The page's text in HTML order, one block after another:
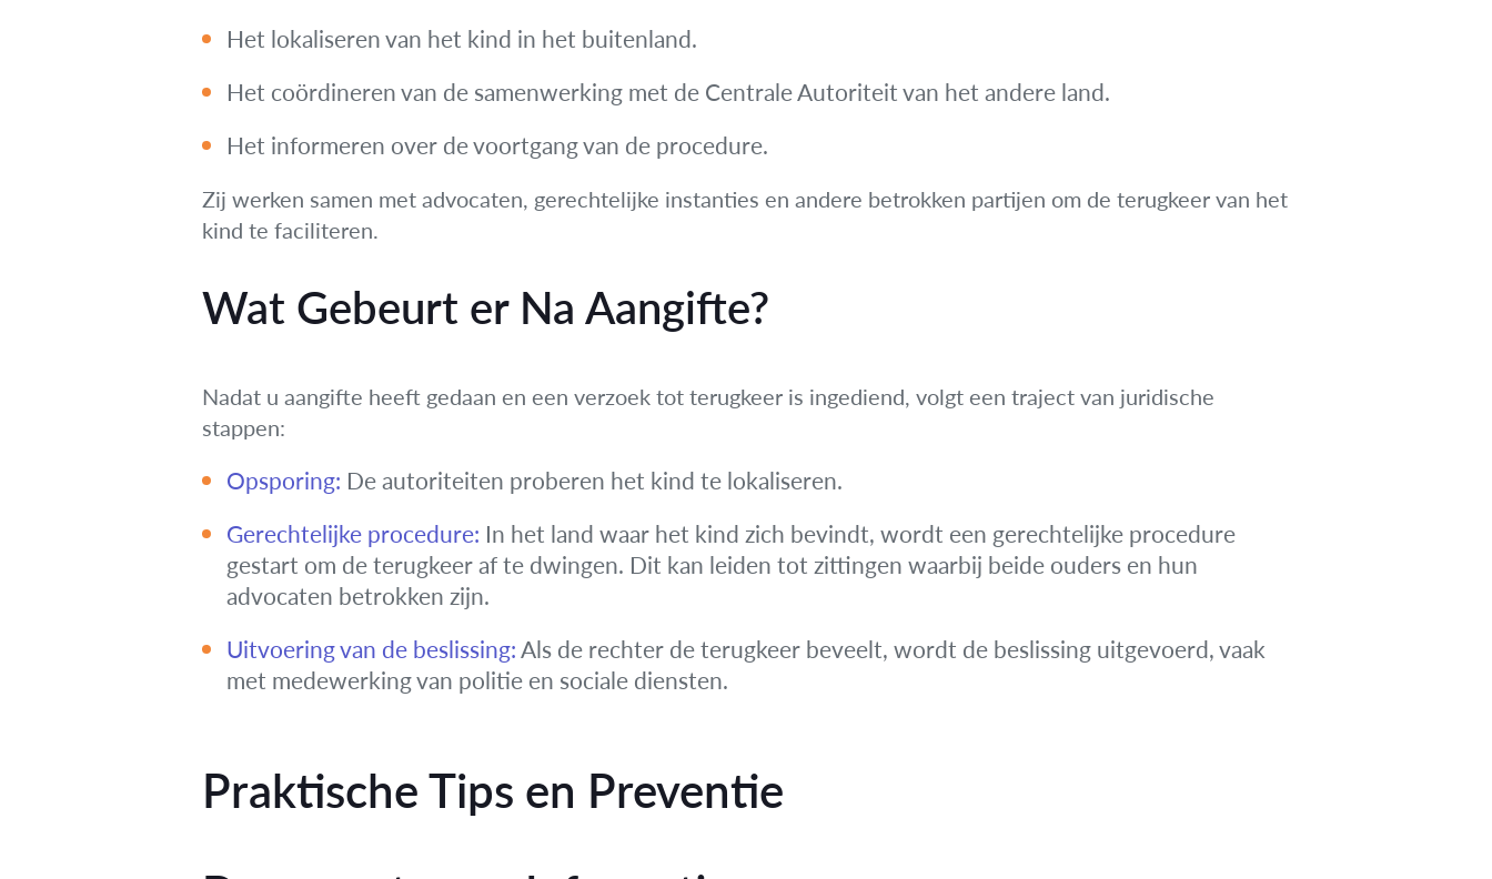
Het lokaliseren van het kind in het buitenland.
Het coördineren van de samenwerking met de Centrale Autoriteit van het andere land.
Het informeren over de voortgang van de procedure.
Zij werken samen met advocaten, gerechtelijke instanties en andere betrokken partijen om de terugkeer van het
kind te faciliteren.
Wat Gebeurt er Na Aangifte?
Nadat u aangifte heeft gedaan en een verzoek tot terugkeer is ingediend, volgt een traject van juridische
stappen:
Opsporing: De autoriteiten proberen het kind te lokaliseren.
Gerechtelijke procedure: In het land waar het kind zich bevindt, wordt een gerechtelijke procedure
gestart om de terugkeer af te dwingen. Dit kan leiden tot zittingen waarbij beide ouders en hun
advocaten betrokken zijn.
Uitvoering van de beslissing: Als de rechter de terugkeer beveelt, wordt de beslissing uitgevoerd, vaak
met medewerking van politie en sociale diensten.
Praktische Tips en Preventie